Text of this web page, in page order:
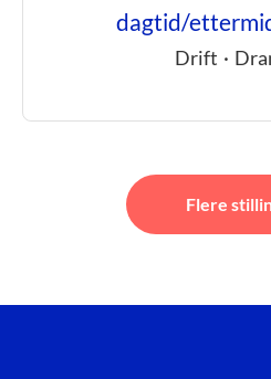
dagtid/
Drift ·
Flere